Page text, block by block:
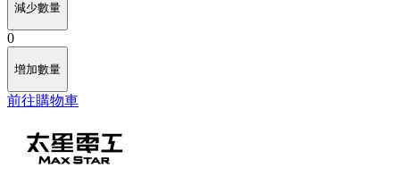
減少數量
0
增加數量
前往購物車